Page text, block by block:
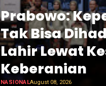
Prabowo:
Tak Bisa
Lahir Lewat
Keberanian
NASIONALAugust 08, 2026